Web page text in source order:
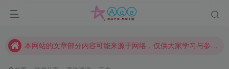
请勿相信任何评论区广告！以免上当受骗！
本站评论功能已从新开启！欢迎大家踊跃讨论！（用户每日活跃可得积分数量增加至600，加速获得更多免费资源！）